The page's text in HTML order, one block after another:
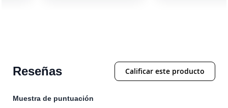
Reseñas Calificar este producto
Muestra de puntuación